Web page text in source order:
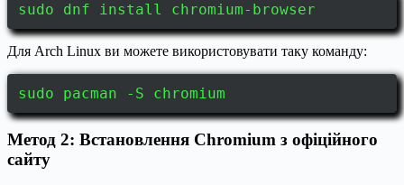
sudo dnf install chromium-browser
Для Arch Linux ви можете використовувати таку команду:
sudo pacman -S chromium
Метод 2: Встановлення Chromium з офіційного
сайту